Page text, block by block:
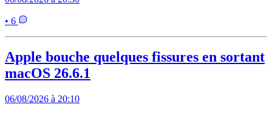
• 6
Apple bouche quelques fissures en sortant
macOS 26.6.1
06/08/2026 à 20:10